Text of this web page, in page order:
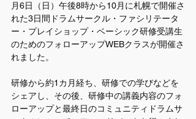
月6日（日）午後8時から10月に札幌で開催さ
れた3日間ドラムサークル・ファシリテータ
ー・プレイショップ・ベーシック研修受講生
のためのフォローアップWEBクラスが開催さ
れました。
研修から約1カ月経ち、研修での学びなどを
シェアし、その後、研修中の講義内容のフォ
ローアップと最終日のコミュニティドラムサ